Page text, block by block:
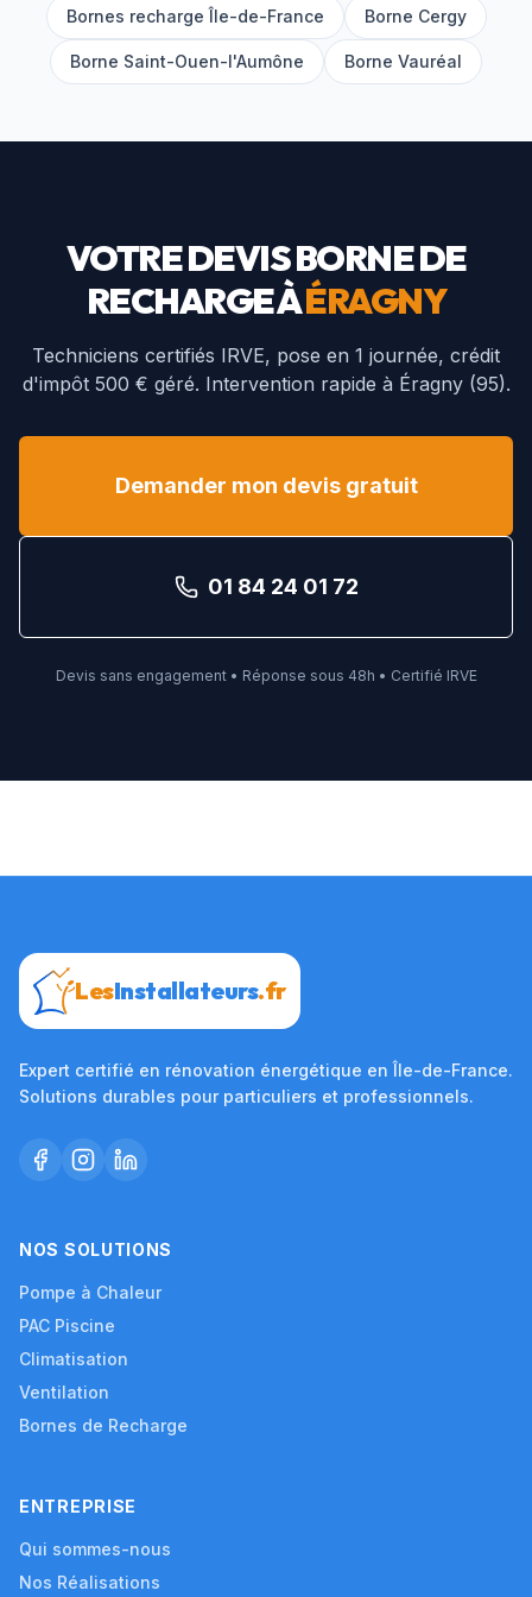
Bornes recharge Île-de-France Borne Cergy
Borne Saint-Ouen-l'Aumône Borne Vauréal
VOTRE DEVIS BORNE DE
RECHARGE ÀÉRAGNY
Techniciens certifiés IRVE, pose en 1 journée, crédit
d'impôt 500 € géré. Intervention rapide à Éragny(95).
Demander mon devis gratuit
01 84 24 01 72
Devis sans engagement • Réponse sous 48h • Certifié IRVE
LesInstallateurs.fr
Expert certifié en rénovation énergétique en Île-de-France.
Solutions durables pour particuliers et professionnels.
NOS SOLUTIONS
Pompe à Chaleur
PAC Piscine
Climatisation
Ventilation
Bornes de Recharge
ENTREPRISE
Qui sommes-nous
Nos Réalisations